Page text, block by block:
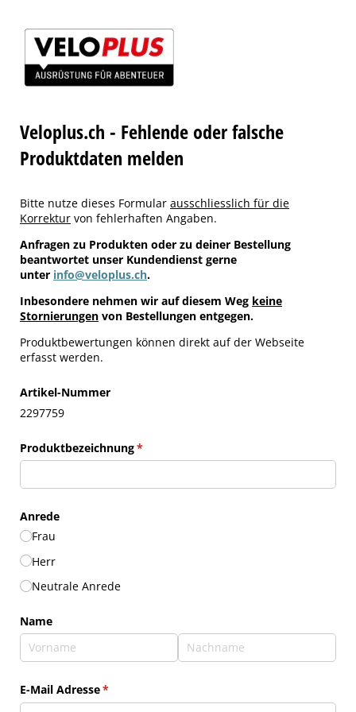
Veloplus.ch - Fehlende oder falsche
Produktdaten melden
Bitte nutze dieses Formular ausschliesslich für die
Korrektur von fehlerhaften Angaben.
Anfragen zu Produkten oder zu deiner Bestellung
beantwortet unser Kundendienst gerne
unter info@veloplus.ch.
Inbesondere nehmen wir auf diesem Weg keine
Stornierungen von Bestellungen entgegen.
Produktbewertungen können direkt auf der Webseite
erfasst werden.
Artikel-Nummer
2297759
Produktbezeichnung*
(erforderlich)
Anrede
Frau
Herr
Neutrale Anrede
Name
E-Mail Adresse*
(erforderlich)